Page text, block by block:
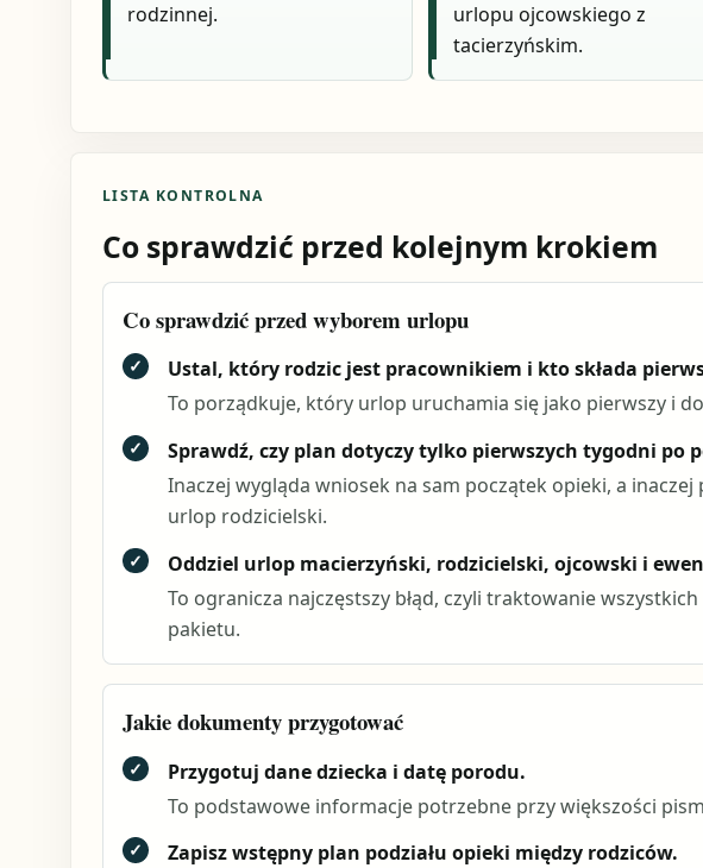
rodzinnej.
urlopu ojcowskiego z
tacierzyńskim.
LISTA KONTROLNA
Co sprawdzić przed kolejnym krokiem
Co sprawdzić przed wyborem urlopu
✓
Ustal, który rodzic jest pracownikiem i kto składa
To porządkuje, który urlop uruchamia się jako pierwszy i
✓
Sprawdź, czy plan dotyczy tylko pierwszych tygodni po
Inaczej wygląda wniosek na sam początek opieki, a
urlop rodzicielski.
✓
Oddziel urlop macierzyński, rodzicielski, ojcowski i
To ogranicza najczęstszy błąd, czyli traktowanie
pakietu.
Jakie dokumenty przygotować
✓
Przygotuj dane dziecka i datę porodu.
To podstawowe informacje potrzebne przy większości
✓
Zapisz wstępny plan podziału opieki między rodziców.